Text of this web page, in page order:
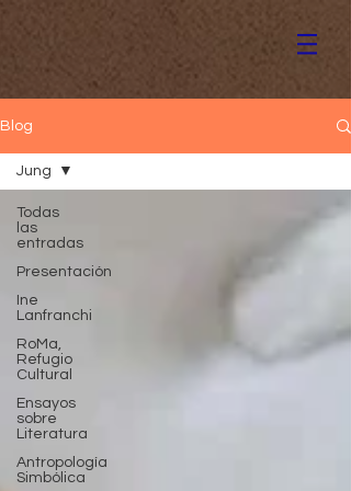
Blog
Todas
las
entradas
Presentación
Ine
Lanfranchi
RoMa,
Refugio
Cultural
Ensayos
sobre
Literatura
Antropología
Simbólica
Jung